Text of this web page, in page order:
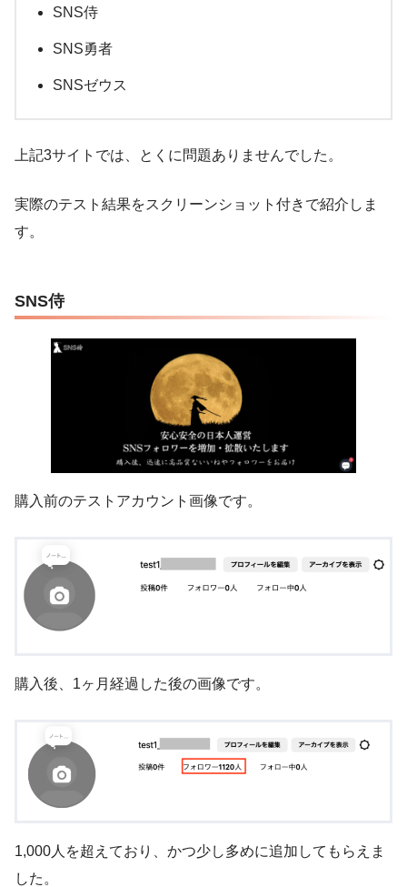
SNS侍
SNS勇者
SNSゼウス
上記3サイトでは、とくに問題ありませんでした。
実際のテスト結果をスクリーンショット付きで紹介しま
す。
SNS侍
購入前のテストアカウント画像です。
購入後、1ヶ月経過した後の画像です。
1,000人を超えており、かつ少し多めに追加してもらえま
した。